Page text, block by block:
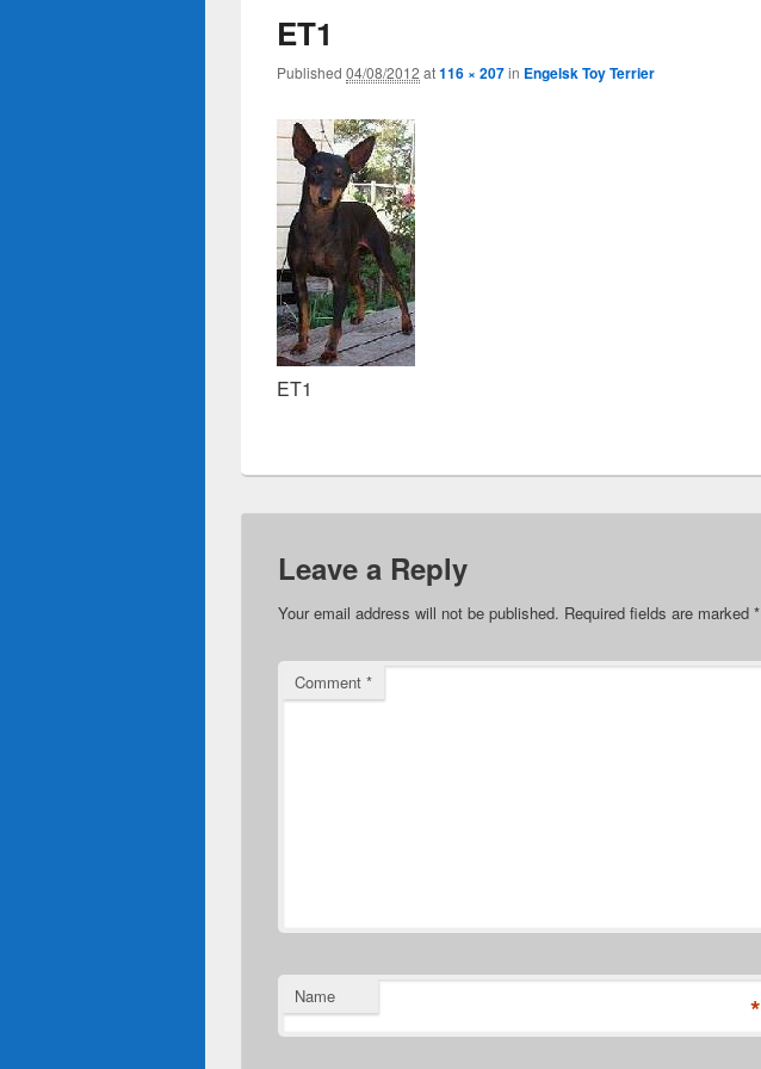
ET1
Published 04/08/2012 at116 × 207in Engelsk Toy Terrier
ET1
Leave a Reply
Your email address will not be published. Required fields are marked *
Comment *
Name *